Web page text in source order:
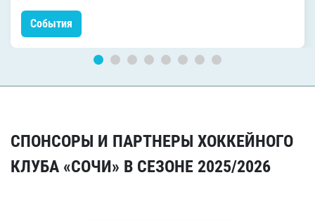
События
СПОНСОРЫ И ПАРТНЕРЫ ХОККЕЙНОГО
КЛУБА «СОЧИ» В СЕЗОНЕ 2025/2026